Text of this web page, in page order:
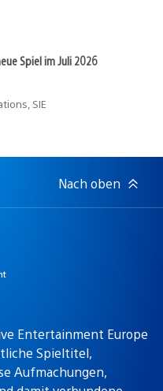
Spiel im Juli 2026
SIE
Nach oben
Entertainment Europe
Spieltitel,
Aufmachungen,